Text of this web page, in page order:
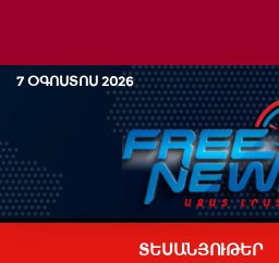
7 ՕԳՈՍՏՈՍ 2026
ՏԵՍԱՆՅՈՒԹԵՐ